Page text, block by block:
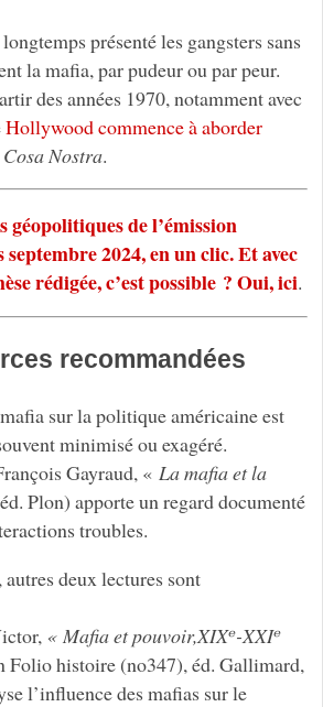
présenté les gangsters sans
la mafia, par pudeur ou par peur.
des années 1970, notamment avec
Hollywood commence à aborder
Cosa Nostra.
géopolitiques de l’émission
2024, en un clic. Et avec
rédigée, c’est possible ? Oui, ici.
recommandées
sur la politique américaine est
minimisé ou exagéré.
Gayraud, « La mafia et la
Plon) apporte un regard documenté
troubles.
deux lectures sont
« Mafia et pouvoir,XIXᵉ-XXIᵉ
histoire (no347), éd. Gallimard,
l’influence des mafias sur le